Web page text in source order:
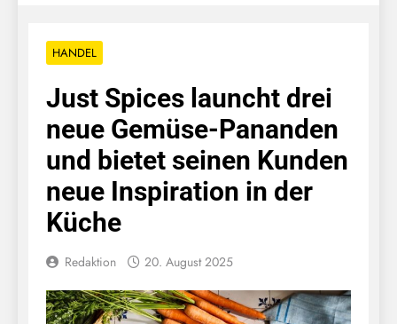
HANDEL
Just Spices launcht drei
neue Gemüse-Pananden
und bietet seinen Kunden
neue Inspiration in der
Küche
Redaktion 20. August 2025